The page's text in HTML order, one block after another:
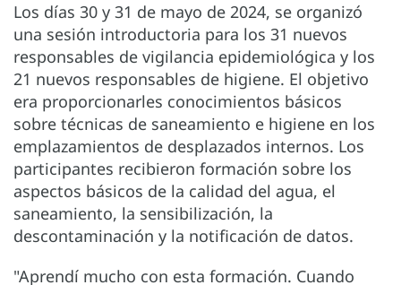
Los días 30 y 31 de mayo de 2024, se organizó
una sesión introductoria para los 31 nuevos
responsables de vigilancia epidemiológica y los
21 nuevos responsables de higiene. El objetivo
era proporcionarles conocimientos básicos
sobre técnicas de saneamiento e higiene en los
emplazamientos de desplazados internos. Los
participantes recibieron formación sobre los
aspectos básicos de la calidad del agua, el
saneamiento, la sensibilización, la
descontaminación y la notificación de datos.
"Aprendí mucho con esta formación. Cuando